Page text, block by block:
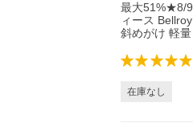
最大51%★8/9
ィース
斜めがけ 軽
在庫なし